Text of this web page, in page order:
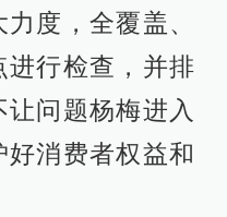
度，全覆盖、
进行检查，并排
问题杨梅进入
消费者权益和